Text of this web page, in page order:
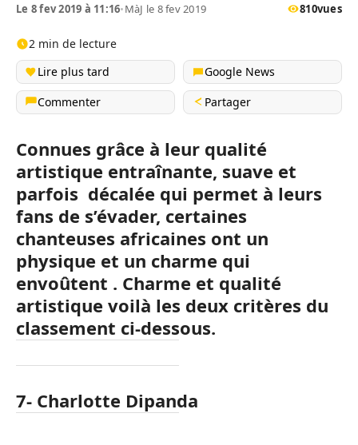
Le 8 fev 2019 à 11:16•MàJ le 8 fev 2019 810vues
2 min de lecture
Lire plus tard
Google News
Commenter
Partager
Connues grâce à leur qualité
artistique entraînante, suave et
parfois décalée qui permet à leurs
fans de s’évader, certaines
chanteuses africaines ont un
physique et un charme qui
envoûtent . Charme et qualité
artistique voilà les deux critères du
classement ci-dessous.
7- Charlotte Dipanda